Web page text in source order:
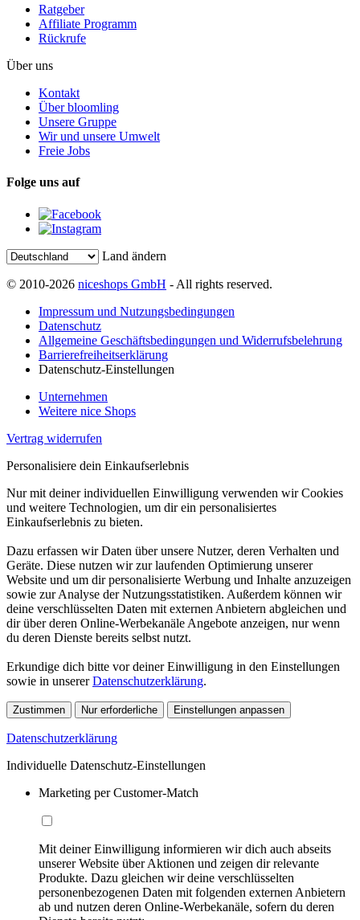
Ratgeber
Affiliate Programm
Rückrufe
Über uns
Kontakt
Über bloomling
Unsere Gruppe
Wir und unsere Umwelt
Freie Jobs
Folge uns auf
Land ändern
© 2010-2026 niceshops GmbH - All rights reserved.
Impressum und Nutzungsbedingungen
Datenschutz
Allgemeine Geschäftsbedingungen und Widerrufsbelehrung
Barrierefreiheitserklärung
Datenschutz-Einstellungen
Unternehmen
Weitere nice Shops
Vertrag widerrufen
Personalisiere dein Einkaufserlebnis
Nur mit deiner individuellen Einwilligung verwenden wir Cookies
und weitere Technologien, um dir ein personalisiertes
Einkaufserlebnis zu bieten.
Dazu erfassen wir Daten über unsere Nutzer, deren Verhalten und
Geräte. Diese nutzen wir zur laufenden Optimierung unserer
Website und um dir personalisierte Werbung und Inhalte anzuzeigen
sowie zur Analyse der Nutzungsstatistiken. Außerdem können wir
deine verschlüsselten Daten mit externen Anbietern abgleichen und
dir über deren Online-Werbekanäle Angebote anzeigen, nur wenn
du deren Dienste bereits selbst nutzt.
Erkundige dich bitte vor deiner Einwilligung in den Einstellungen
sowie in unsererDatenschutzerklärung.
Zustimmen Nur erforderliche Einstellungen anpassen
Datenschutzerklärung
Individuelle Datenschutz-Einstellungen
Marketing per Customer-Match
Mit deiner Einwilligung informieren wir dich auch abseits
unserer Website über Aktionen und zeigen dir relevante
Produkte. Dazu gleichen wir deine verschlüsselten
personenbezogenen Daten mit folgenden externen Anbietern
ab und nutzen deren Online-Werbekanäle, sofern du deren